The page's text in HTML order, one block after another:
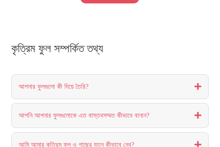
কৃত্রিম ফুল সম্পর্কিত তথ্য
আপনার ফুলগুলো কী দিয়ে তৈরি?
আপনি আপনার ফুলগুলোকে এত বাস্তবসম্মত কীভাবে বানান?
আমি আমার কৃত্রিম ফুল ও গাছের যত্ন কীভাবে নেব?